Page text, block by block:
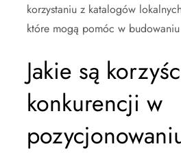
korzystaniu z katalogów
które mogą pomóc w
Jakie są
konkurencji w